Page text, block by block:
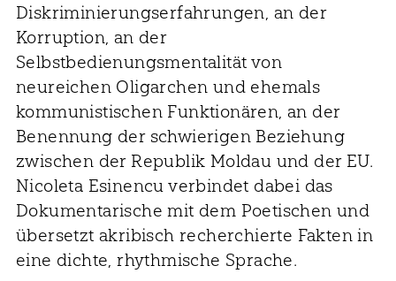
Diskriminierungserfahrungen, an der
Korruption, an der
Selbstbedienungsmentalität von
neureichen Oligarchen und ehemals
kommunistischen Funktionären, an der
Benennung der schwierigen Beziehung
zwischen der Republik Moldau und der EU.
Nicoleta Esinencu verbindet dabei das
Dokumentarische mit dem Poetischen und
übersetzt akribisch recherchierte Fakten in
eine dichte, rhythmische Sprache.